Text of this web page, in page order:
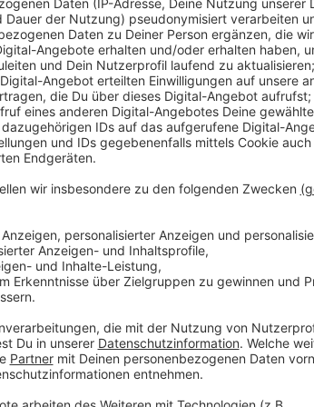
31. Dezember von 08:00 -13:00 Uhr + 1.
Simmerath: Eifelklinik St. Brigida
31. Dezember von 16:00 - 20:00 Uhr
Stolberg: Impfzentrum im Café Living
31. Dezember von 12:00 - 15:00 Uhr
Würselen: VIALIFE Campus Bardenberg
31. Dezember von 10:00-14:00 Uhr + 1.
Terminbuchung möglich!)
Es kann vorkommen, dass sich Angaben oder
gelten die Informationen des jeweiligen
Das Impfzentrum in den Aachen Arkaden